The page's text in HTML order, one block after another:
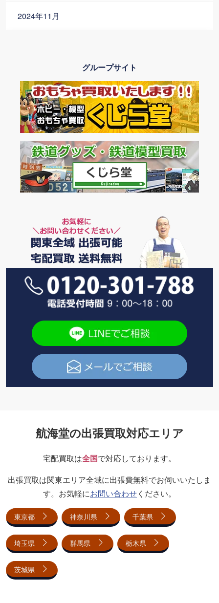
2024年11月
グループサイト
航海堂の出張買取対応エリア
宅配買取は全国で対応しております。
出張買取は関東エリア全域に出張費無料でお伺いいたしま
す。お気軽にお問い合わせください。
東京都 神奈川県 千葉県
埼玉県 群馬県 栃木県
茨城県